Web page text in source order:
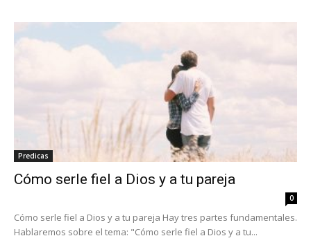
Predicas
Cómo serle fiel a Dios y a tu pareja
0
Cómo serle fiel a Dios y a tu pareja Hay tres partes fundamentales.
Hablaremos sobre el tema: "Cómo serle fiel a Dios y a tu...